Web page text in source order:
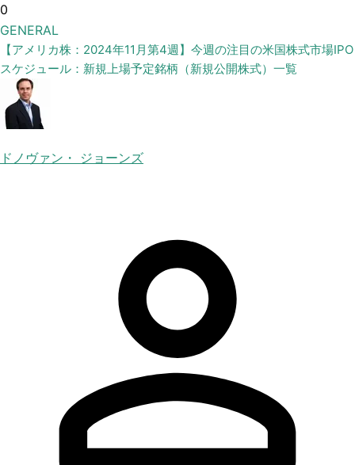
0
GENERAL
【アメリカ株：2024年11月第4週】今週の注目の米国株式市場IPO
スケジュール：新規上場予定銘柄（新規公開株式）一覧
ドノヴァン・ ジョーンズ